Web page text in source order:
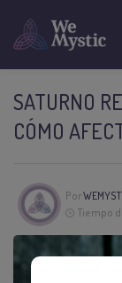
SATURNO
CÓMO
Por
Tiempo